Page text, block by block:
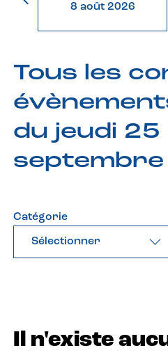
8 août 2026
Tous les
du jeudi 25
Catégorie
Sélectionner
Il n'existe